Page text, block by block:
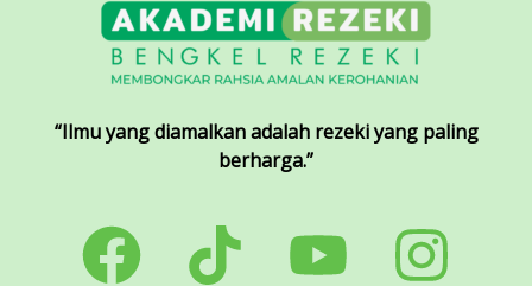
“Ilmu yang diamalkan adalah rezeki yang paling
berharga.”